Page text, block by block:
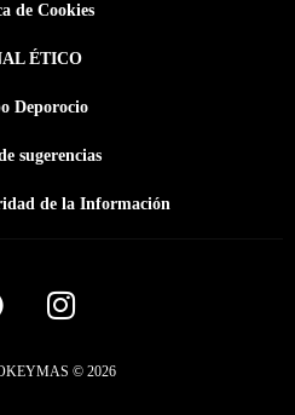
de Cookies
ÉTICO
Deporocio
sugerencias
de la Información
© 2026